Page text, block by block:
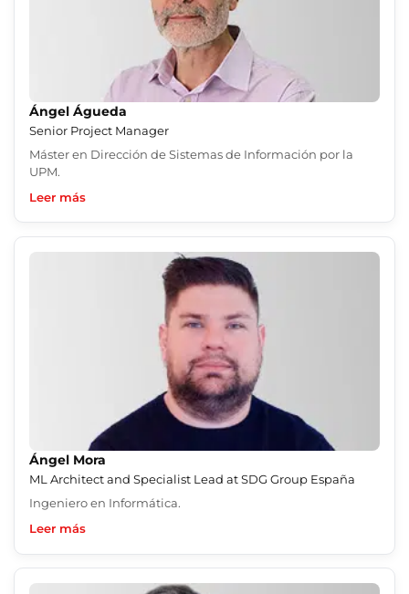
Ángel Águeda
Senior Project Manager
Máster en Dirección de Sistemas de Información por la
UPM.
Leer más
Ángel Mora
ML Architect and Specialist Lead at SDG Group España
Ingeniero en Informática.
Leer más